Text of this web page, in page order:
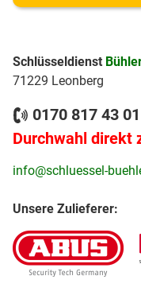
Schlüsseldienst
71229 Leonberg
0170 817 43 01
Durchwahl direkt
info@schluessel-
Unsere Zulieferer: